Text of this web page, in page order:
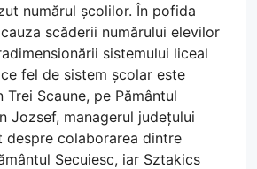
numărul școlilor. În pofida
scăderii numărului elevilor
sistemului liceal
fel de sistem școlar este
Scaune, pe Pământul
Jozsef, managerul județului
despre colaborarea dintre
Secuiesc, iar Sztakics